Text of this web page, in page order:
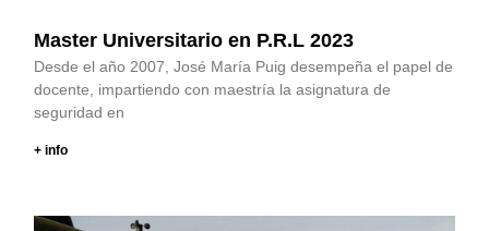
Master Universitario en P.R.L 2023
Desde el año 2007, José María Puig desempeña el papel de
docente, impartiendo con maestría la asignatura de
seguridad en
+ info